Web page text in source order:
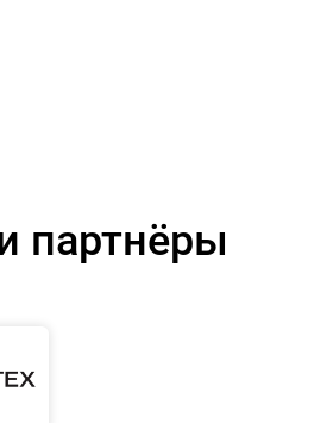
партнёры